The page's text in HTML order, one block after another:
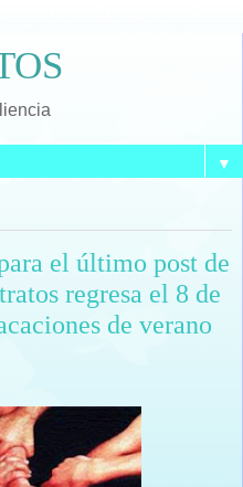
▼
el último post de
regresa el 8 de
de verano